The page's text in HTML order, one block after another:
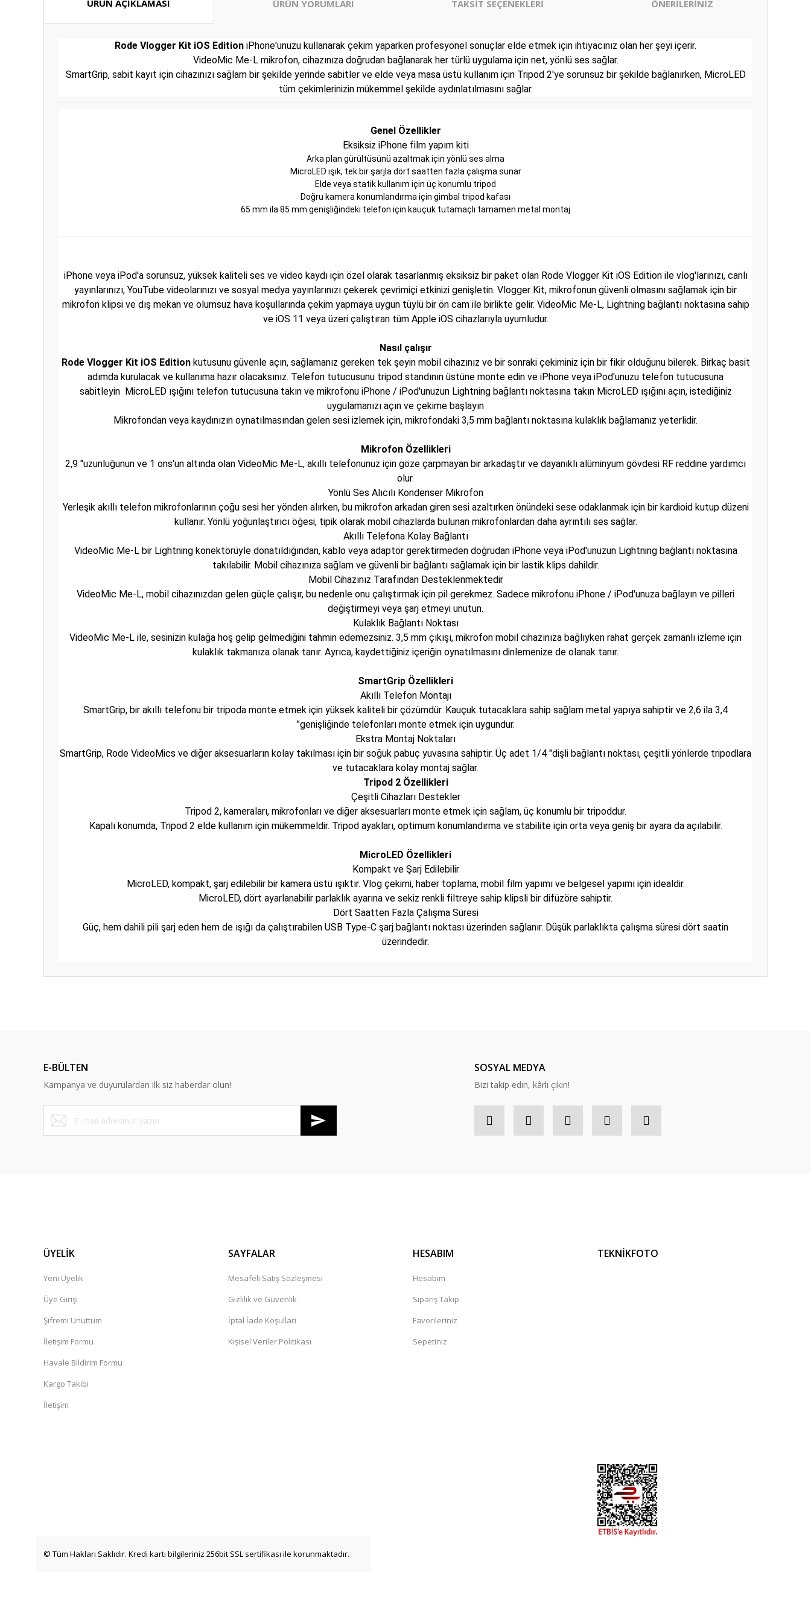
ÜRÜN AÇIKLAMASI ÜRÜN YORUMLARI TAKSİT SEÇENEKLERİ ÖNERİLERİNİZ
Rode Vlogger Kit iOS Edition iPhone'unuzu kullanarak çekim yaparken profesyonel sonuçlar elde etmek için ihtiyacınız olan her şeyi içerir.
VideoMic Me-L mikrofon, cihazınıza doğrudan bağlanarak her türlü uygulama için net, yönlü ses sağlar.
SmartGrip, sabit kayıt için cihazınızı sağlam bir şekilde yerinde sabitler ve elde veya masa üstü kullanım için Tripod 2'ye sorunsuz bir şekilde bağlanırken, MicroLED
tüm çekimlerinizin mükemmel şekilde aydınlatılmasını sağlar.
Genel Özellikler
Eksiksiz iPhone film yapım kiti
Arka plan gürültüsünü azaltmak için yönlü ses alma
MicroLED ışık, tek bir şarjla dört saatten fazla çalışma sunar
Elde veya statik kullanım için üç konumlu tripod
Doğru kamera konumlandırma için gimbal tripod kafası
65 mm ila 85 mm genişliğindeki telefon için kauçuk tutamaçlı tamamen metal montaj
iPhone veya iPod'a sorunsuz, yüksek kaliteli ses ve video kaydı için özel olarak tasarlanmış eksiksiz bir paket olan Rode Vlogger Kit iOS Edition ile vlog'larınızı, canlı
yayınlarınızı, YouTube videolarınızı ve sosyal medya yayınlarınızı çekerek çevrimiçi etkinizi genişletin. Vlogger Kit, mikrofonun güvenli olmasını sağlamak için bir
mikrofon klipsi ve dış mekan ve olumsuz hava koşullarında çekim yapmaya uygun tüylü bir ön cam ile birlikte gelir. VideoMic Me-L, Lightning bağlantı noktasına sahip
ve iOS 11 veya üzeri çalıştıran tüm Apple iOS cihazlarıyla uyumludur.
Nasıl çalışır
Rode Vlogger Kit iOS Editionkutusunu güvenle açın, sağlamanız gereken tek şeyin mobil cihazınız ve bir sonraki çekiminiz için bir fikir olduğunu bilerek. Birkaç basit
adımda kurulacak ve kullanıma hazır olacaksınız. Telefon tutucusunu tripod standının üstüne monte edin ve iPhone veya iPod'unuzu telefon tutucusuna
sabitleyin MicroLED ışığını telefon tutucusuna takın ve mikrofonu iPhone / iPod'unuzun Lightning bağlantı noktasına takın MicroLED ışığını açın, istediğiniz
uygulamanızı açın ve çekime başlayın
Mikrofondan veya kaydınızın oynatılmasından gelen sesi izlemek için, mikrofondaki 3,5 mm bağlantı noktasına kulaklık bağlamanız yeterlidir.
Mikrofon Özellikleri
2,9 "uzunluğunun ve 1 ons'un altında olan VideoMic Me-L, akıllı telefonunuz için göze çarpmayan bir arkadaştır ve dayanıklı alüminyum gövdesi RF reddine yardımcı
olur.
Yönlü Ses Alıcılı Kondenser Mikrofon
Yerleşik akıllı telefon mikrofonlarının çoğu sesi her yönden alırken, bu mikrofon arkadan giren sesi azaltırken önündeki sese odaklanmak için bir kardioid kutup düzeni
kullanır. Yönlü yoğunlaştırıcı öğesi, tipik olarak mobil cihazlarda bulunan mikrofonlardan daha ayrıntılı ses sağlar.
Akıllı Telefona Kolay Bağlantı
VideoMic Me-L bir Lightning konektörüyle donatıldığından, kablo veya adaptör gerektirmeden doğrudan iPhone veya iPod'unuzun Lightning bağlantı noktasına
takılabilir. Mobil cihazınıza sağlam ve güvenli bir bağlantı sağlamak için bir lastik klips dahildir.
Mobil Cihazınız Tarafından Desteklenmektedir
VideoMic Me-L, mobil cihazınızdan gelen güçle çalışır, bu nedenle onu çalıştırmak için pil gerekmez. Sadece mikrofonu iPhone / iPod'unuza bağlayın ve pilleri
değiştirmeyi veya şarj etmeyi unutun.
Kulaklık Bağlantı Noktası
VideoMic Me-L ile, sesinizin kulağa hoş gelip gelmediğini tahmin edemezsiniz. 3,5 mm çıkışı, mikrofon mobil cihazınıza bağlıyken rahat gerçek zamanlı izleme için
kulaklık takmanıza olanak tanır. Ayrıca, kaydettiğiniz içeriğin oynatılmasını dinlemenize de olanak tanır.
SmartGrip Özellikleri
Akıllı Telefon Montajı
SmartGrip, bir akıllı telefonu bir tripoda monte etmek için yüksek kaliteli bir çözümdür. Kauçuk tutacaklara sahip sağlam metal yapıya sahiptir ve 2,6 ila 3,4
"genişliğinde telefonları monte etmek için uygundur.
Ekstra Montaj Noktaları
SmartGrip, Rode VideoMics ve diğer aksesuarların kolay takılması için bir soğuk pabuç yuvasına sahiptir. Üç adet 1/4 "dişli bağlantı noktası, çeşitli yönlerde tripodlara
ve tutacaklara kolay montaj sağlar.
Tripod 2 Özellikleri
Çeşitli Cihazları Destekler
Tripod 2, kameraları, mikrofonları ve diğer aksesuarları monte etmek için sağlam, üç konumlu bir tripoddur.
Kapalı konumda, Tripod 2 elde kullanım için mükemmeldir. Tripod ayakları, optimum konumlandırma ve stabilite için orta veya geniş bir ayara da açılabilir.
MicroLED Özellikleri
Kompakt ve Şarj Edilebilir
MicroLED, kompakt, şarj edilebilir bir kamera üstü ışıktır. Vlog çekimi, haber toplama, mobil film yapımı ve belgesel yapımı için idealdir.
MicroLED, dört ayarlanabilir parlaklık ayarına ve sekiz renkli filtreye sahip klipsli bir difüzöre sahiptir.
Dört Saatten Fazla Çalışma Süresi
Güç, hem dahili pili şarj eden hem de ışığı da çalıştırabilen USB Type-C şarj bağlantı noktası üzerinden sağlanır. Düşük parlaklıkta çalışma süresi dört saatin
üzerindedir.
Ürün bilgilerinde hatalar bulunuyor.
Ürün fiyatı diğer sitelerden daha pahalı.
Bu ürüne benzer farklı alternatifler olmalı.
E-BÜLTEN
Kampanya ve duyurulardan ilk siz haberdar olun!
SOSYAL MEDYA
Bizi takip edin, kârlı çıkın!
ÜYELİK
Yeni Üyelik
Üye Girişi
Şifremi Unuttum
İletişim Formu
Havale Bildirim Formu
Kargo Takibi
İletişim
SAYFALAR
Mesafeli Satış Sözleşmesi
Gizlilik ve Güvenlik
İptal İade Koşullari
Kişisel Veriler Politikası
HESABIM
Hesabım
Sipariş Takip
Favorileriniz
Sepetiniz
TEKNİKFOTO
© Tüm Hakları Saklıdır. Kredi kartı bilgileriniz 256bit SSL sertifikası ile korunmaktadır.